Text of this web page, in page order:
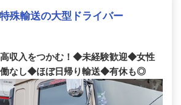
殊輸送の大型ドライバー
収入をつかむ！◆未経験歓迎◆女性
なし◆ほぼ日帰り輸送◆有休も◎